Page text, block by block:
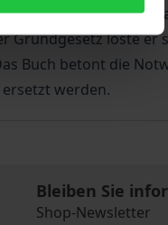
Bereits seit dem 19.
Grundgesetz löste er
Buch betont die
werden.
Bleiben Sie
Shop-Newsletter